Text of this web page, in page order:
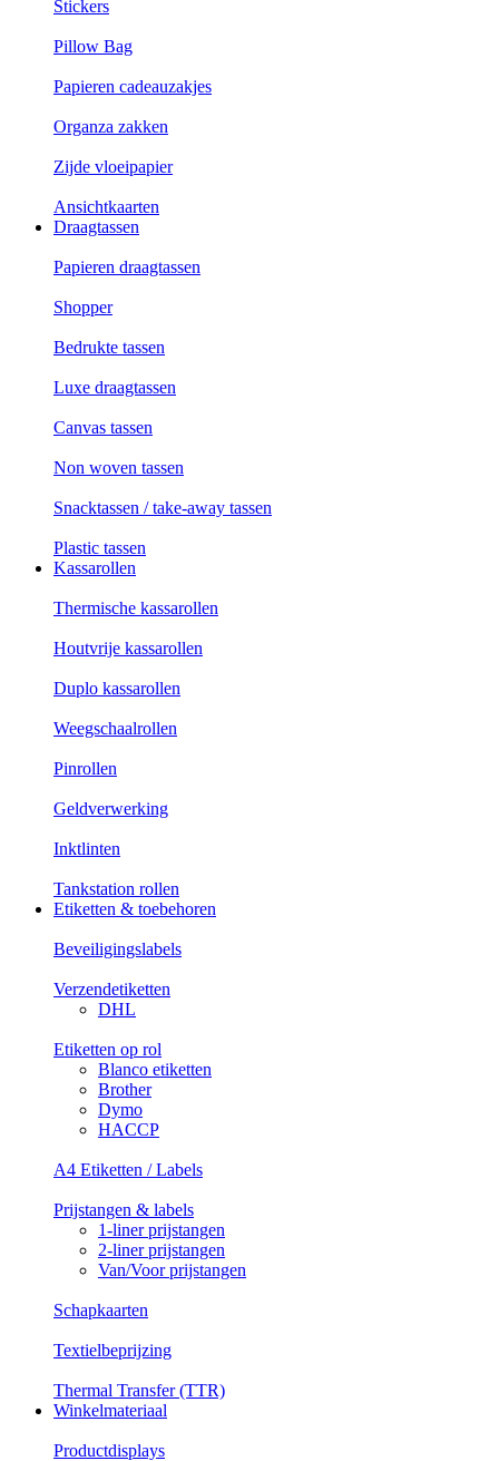
Stickers
Pillow Bag
Papieren cadeauzakjes
Organza zakken
Zijde vloeipapier
Ansichtkaarten
Draagtassen
Papieren draagtassen
Shopper
Bedrukte tassen
Luxe draagtassen
Canvas tassen
Non woven tassen
Snacktassen / take-away tassen
Plastic tassen
Kassarollen
Thermische kassarollen
Houtvrije kassarollen
Duplo kassarollen
Weegschaalrollen
Pinrollen
Geldverwerking
Inktlinten
Tankstation rollen
Etiketten & toebehoren
Beveiligingslabels
Verzendetiketten
DHL
Etiketten op rol
Blanco etiketten
Brother
Dymo
HACCP
A4 Etiketten / Labels
Prijstangen & labels
1-liner prijstangen
2-liner prijstangen
Van/Voor prijstangen
Schapkaarten
Textielbeprijzing
Thermal Transfer (TTR)
Winkelmateriaal
Productdisplays